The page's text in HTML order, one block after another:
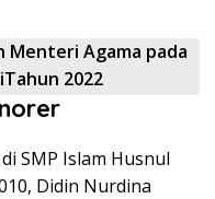
Menteri Agama pada
2022
SMP Islam Husnul
Didin Nurdina